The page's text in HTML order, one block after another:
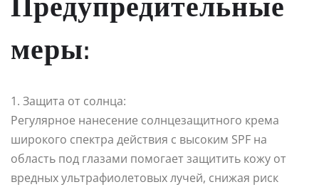
меры:
1. Защита от солнца:
Регулярное нанесение солнцезащитного крема
широкого спектра действия с высоким SPF на
область под глазами помогает защитить кожу от
вредных ультрафиолетовых лучей, снижая риск